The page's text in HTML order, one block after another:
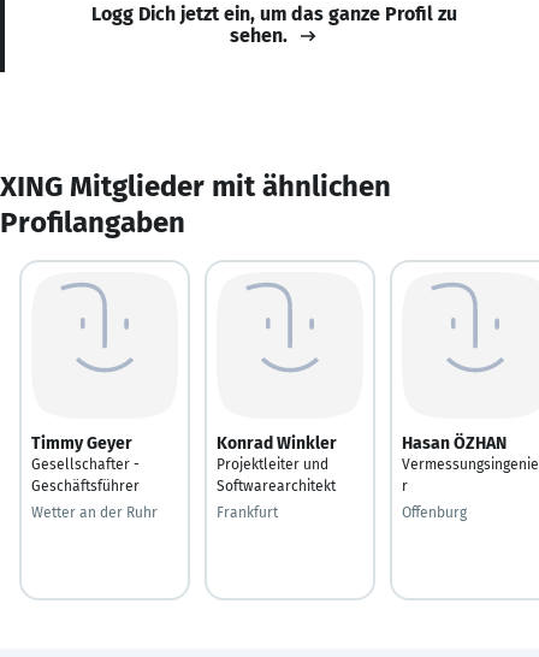
Logg Dich jetzt ein, um das ganze Profil zu
sehen.
XING Mitglieder mit ähnlichen
Profilangaben
Timmy Geyer
Gesellschafter -
Geschäftsführer
Wetter an der Ruhr
Konrad Winkler
Projektleiter und
Softwarearchitekt
Frankfurt
Hasan ÖZHAN
r
Offenburg